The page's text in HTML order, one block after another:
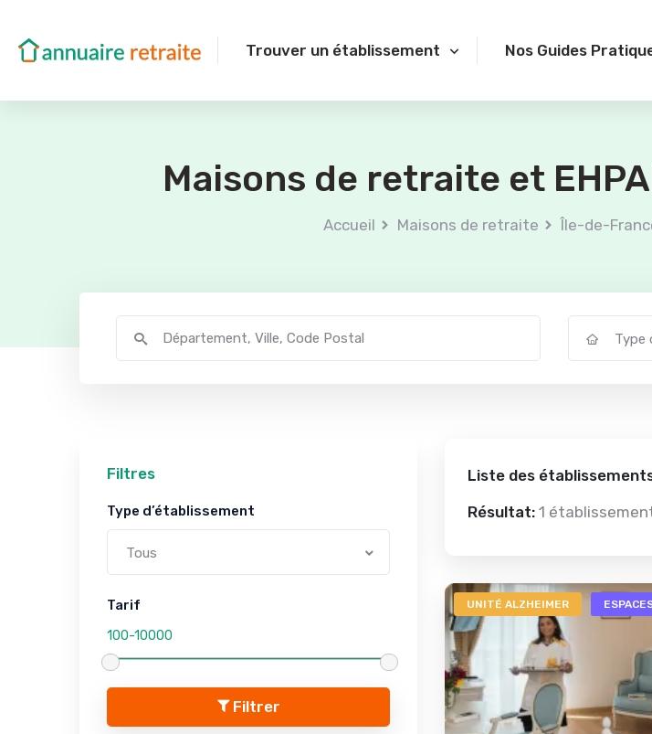
Trouver un établissement Nos Guides
Maisons de retraite et
Accueil Maisons de retraite Île-de-
Type
Liste des
Résultat: 1
UNITÉ ALZHEIMER
Filtres
Type d’établissement
Tous
Tarif
Filtrer